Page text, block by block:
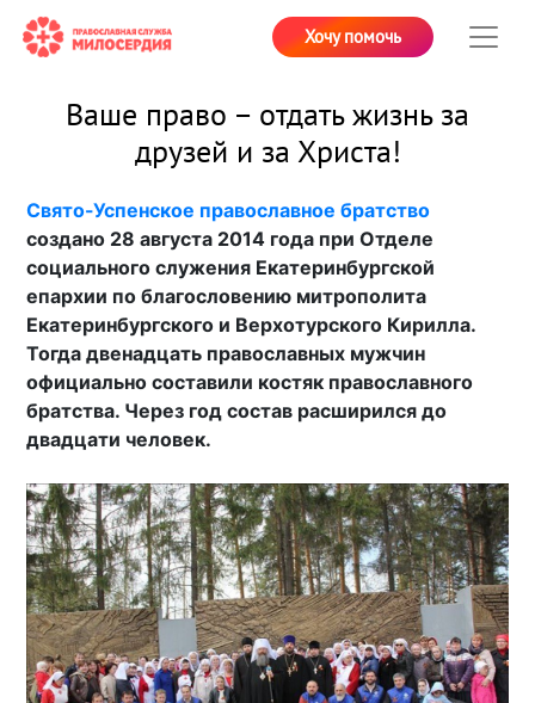
Хочу помочь
Ваше право – отдать жизнь за
друзей и за Христа!
Свято-Успенское православное братство
создано 28 августа 2014 года при Отделе
социального служения Екатеринбургской
епархии по благословению митрополита
Екатеринбургского и Верхотурского Кирилла.
Тогда двенадцать православных мужчин
официально составили костяк православного
братства. Через год состав расширился до
двадцати человек.